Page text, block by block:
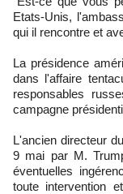
Etats-Unis,
qui il rencontre et
La présidence
dans l'affaire
responsables
campagne
L'ancien directeur
9 mai par M.
éventuelles
toute intervention